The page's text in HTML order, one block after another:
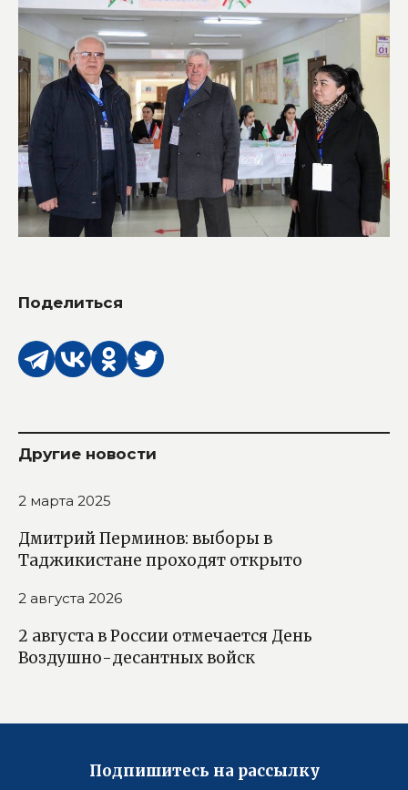
Поделиться
Другие новости
2 марта 2025
Дмитрий Перминов: выборы в
Таджикистане проходят открыто
2 августа 2026
2 августа в России отмечается День
Воздушно-десантных войск
Подпишитесь на рассылку